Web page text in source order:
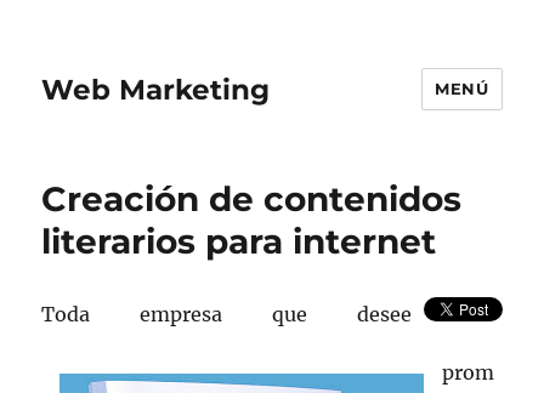
Web Marketing MENÚ
Creación de contenidos
literarios para internet
Toda empresa que desee
prom